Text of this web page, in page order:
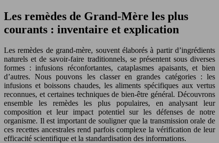
Les remèdes de Grand-Mère les plus
courants : inventaire et explication
Les remèdes de grand-mère, souvent élaborés à partir d’ingrédients
naturels et de savoir-faire traditionnels, se présentent sous diverses
formes : infusions réconfortantes, cataplasmes apaisants, et bien
d’autres. Nous pouvons les classer en grandes catégories : les
infusions et boissons chaudes, les aliments spécifiques aux vertus
reconnues, et certaines techniques de bien-être général. Découvrons
ensemble les remèdes les plus populaires, en analysant leur
composition et leur impact potentiel sur les défenses de notre
organisme. Il est important de souligner que la transmission orale de
ces recettes ancestrales rend parfois complexe la vérification de leur
efficacité scientifique et la standardisation des informations.